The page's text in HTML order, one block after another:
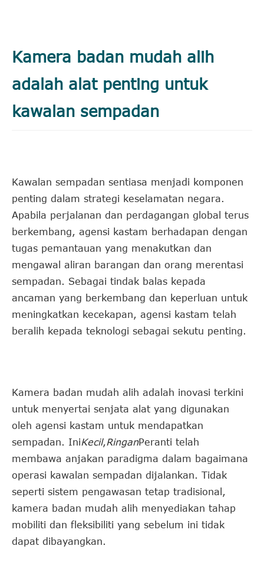
Kamera badan mudah alih
adalah alat penting untuk
kawalan sempadan
Kawalan sempadan sentiasa menjadi komponen
penting dalam strategi keselamatan negara.
Apabila perjalanan dan perdagangan global terus
berkembang, agensi kastam berhadapan dengan
tugas pemantauan yang menakutkan dan
mengawal aliran barangan dan orang merentasi
sempadan. Sebagai tindak balas kepada
ancaman yang berkembang dan keperluan untuk
meningkatkan kecekapan, agensi kastam telah
beralih kepada teknologi sebagai sekutu penting.
Kamera badan mudah alih adalah inovasi terkini
untuk menyertai senjata alat yang digunakan
oleh agensi kastam untuk mendapatkan
sempadan. IniKecil, RinganPeranti telah
membawa anjakan paradigma dalam bagaimana
operasi kawalan sempadan dijalankan. Tidak
seperti sistem pengawasan tetap tradisional,
kamera badan mudah alih menyediakan tahap
mobiliti dan fleksibiliti yang sebelum ini tidak
dapat dibayangkan.